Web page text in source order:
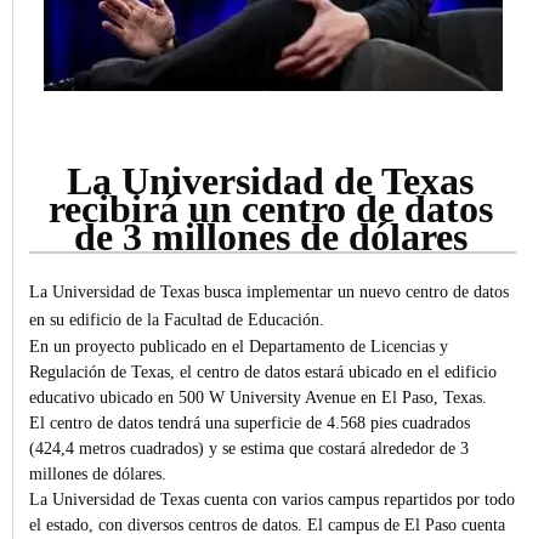
La Universidad de Texas
recibirá un centro de datos
de 3 millones de dólares
La Universidad de Texas busca implementar un nuevo centro de datos
en su edificio de la Facultad de Educación.
En un proyecto publicado en el Departamento de Licencias y
Regulación de Texas, el centro de datos estará ubicado en el edificio
educativo ubicado en 500 W University Avenue en El Paso, Texas.
El centro de datos tendrá una superficie de 4.568 pies cuadrados
(424,4 metros cuadrados) y se estima que costará alrededor de 3
millones de dólares.
La Universidad de Texas cuenta con varios campus repartidos por todo
el estado, con diversos centros de datos. El campus de El Paso cuenta